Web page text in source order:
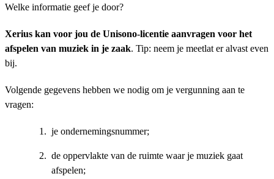
Welke informatie geef je door?
Xerius kan voor jou de Unisono-licentie aanvragen voor het
afspelen van muziek in je zaak. Tip: neem je meetlat er alvast even
bij.
Volgende gegevens hebben we nodig om je vergunning aan te
vragen:
je ondernemingsnummer;
de oppervlakte van de ruimte waar je muziek gaat
afspelen;